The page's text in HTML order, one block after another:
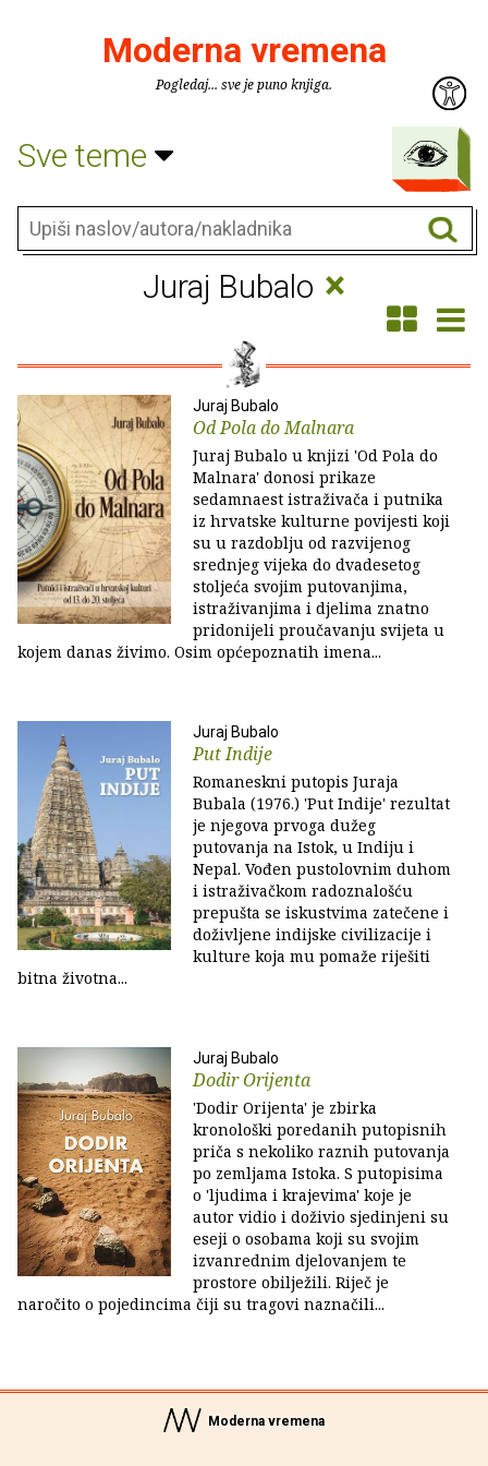
Moderna vremena
Pogledaj... sve je puno knjiga.
Sve teme
Juraj Bubalo ×
Juraj Bubalo
Od Pola do Malnara
Juraj Bubalo u knjizi 'Od Pola do
Malnara' donosi prikaze
sedamnaest istraživača i putnika
iz hrvatske kulturne povijesti koji
su u razdoblju od razvijenog
srednjeg vijeka do dvadesetog
stoljeća svojim putovanjima,
istraživanjima i djelima znatno
pridonijeli proučavanju svijeta u
kojem danas živimo. Osim općepoznatih imena...
Juraj Bubalo
Put Indije
Romaneskni putopis Juraja
Bubala (1976.) 'Put Indije' rezultat
je njegova prvoga dužeg
putovanja na Istok, u Indiju i
Nepal. Vođen pustolovnim duhom
i istraživačkom radoznalošću
prepušta se iskustvima zatečene i
doživljene indijske civilizacije i
kulture koja mu pomaže riješiti
bitna životna...
Juraj Bubalo
Dodir Orijenta
'Dodir Orijenta' je zbirka
kronološki poredanih putopisnih
priča s nekoliko raznih putovanja
po zemljama Istoka. S putopisima
o 'ljudima i krajevima' koje je
autor vidio i doživio sjedinjeni su
eseji o osobama koji su svojim
izvanrednim djelovanjem te
prostore obilježili. Riječ je
naročito o pojedincima čiji su tragovi naznačili...
Moderna vremena